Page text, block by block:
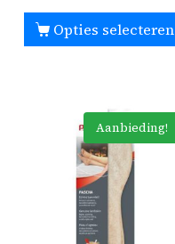
Opties selecteren
Aanbieding!